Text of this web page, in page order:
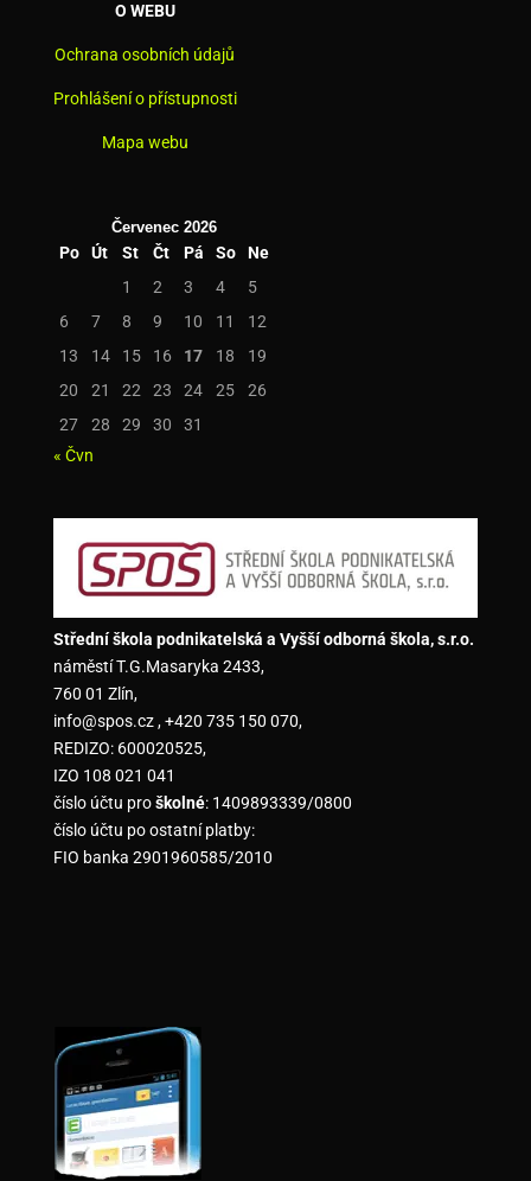
O WEBU
Ochrana osobních údajů
Prohlášení o přístupnosti
Mapa webu
Červenec 2026
Po Út St Čt Pá So
Ne
1
2 3 4
5
6
7 8 9 10 11
12
13
14 15 16 17 18
19
20
21 22 23 24 25
26
27
28 29 30
31
« Čvn
Střední škola podnikatelská a Vyšší odborná škola, s.r.o.
náměstí T.G.Masaryka 2433,
760 01 Zlín,
info@spos.cz , +420 735 150 070,
REDIZO: 600020525,
IZO 108 021 041
číslo účtu proškolné: 1409893339/0800
číslo účtu po ostatní platby:
FIO banka 2901960585/2010